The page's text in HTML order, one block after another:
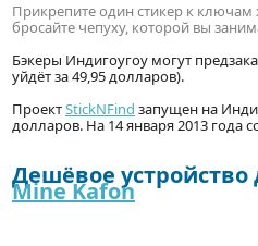
Прикрепите один стикер к
бросайте чепуху, которой вы
Бэкеры Индигоугоу могут
уйдёт за 49,95 долларов).
ПроектStickNFind запущен на
долларов. На 14 января 2013 года
Дешёвое
Mine Kafon